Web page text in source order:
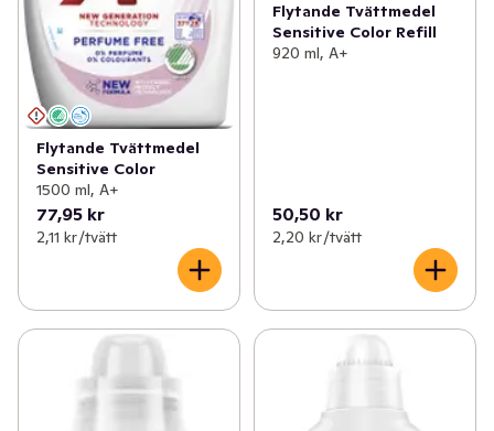
Flytande Tvättmedel
Sensitive Color
1500 ml, A+
77,95 kr
2,11 kr /tvätt
Flytande Tvättmedel
Sensitive Color Refill
920 ml, A+
50,50 kr
2,20 kr /tvätt